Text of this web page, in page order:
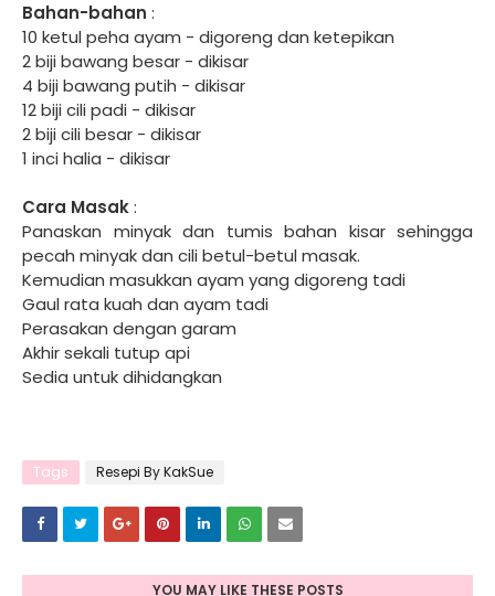
Bahan-bahan :
10 ketul peha ayam - digoreng dan ketepikan
2 biji bawang besar - dikisar
4 biji bawang putih - dikisar
12 biji cili padi - dikisar
2 biji cili besar - dikisar
1 inci halia - dikisar
Cara Masak:
Panaskan minyak dan tumis bahan kisar sehingga
pecah minyak dan cili betul-betul masak.
Kemudian masukkan ayam yang digoreng tadi
Gaul rata kuah dan ayam tadi
Perasakan dengan garam
Akhir sekali tutup api
Sedia untuk dihidangkan
Tags Resepi By KakSue
YOU MAY LIKE THESE POSTS